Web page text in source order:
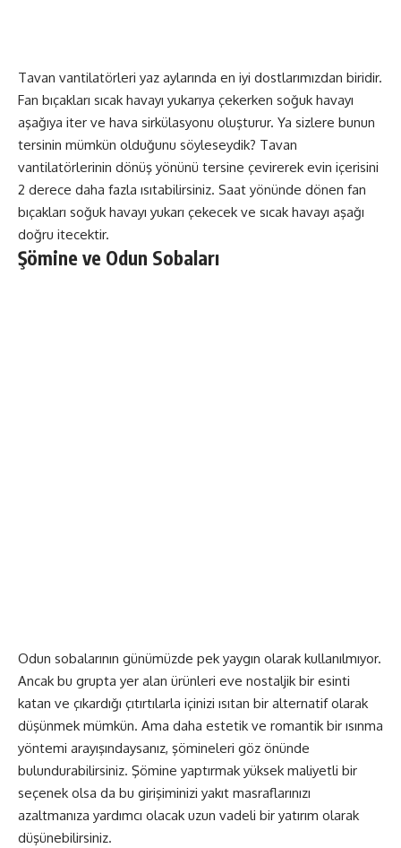
Tavan vantilatörleri yaz aylarında en iyi dostlarımızdan biridir.
Fan bıçakları sıcak havayı yukarıya çekerken soğuk havayı
aşağıya iter ve hava sirkülasyonu oluşturur. Ya sizlere bunun
tersinin mümkün olduğunu söyleseydik? Tavan
vantilatörlerinin dönüş yönünü tersine çevirerek evin içerisini
2 derece daha fazla ısıtabilirsiniz. Saat yönünde dönen fan
bıçakları soğuk havayı yukarı çekecek ve sıcak havayı aşağı
doğru itecektir.
Şömine ve Odun Sobaları
Odun sobalarının günümüzde pek yaygın olarak kullanılmıyor.
Ancak bu grupta yer alan ürünleri eve nostaljik bir esinti
katan ve çıkardığı çıtırtılarla içinizi ısıtan bir alternatif olarak
düşünmek mümkün. Ama daha estetik ve romantik bir ısınma
yöntemi arayışındaysanız, şömineleri göz önünde
bulundurabilirsiniz. Şömine yaptırmak yüksek maliyetli bir
seçenek olsa da bu girişiminizi yakıt masraflarınızı
azaltmanıza yardımcı olacak uzun vadeli bir yatırım olarak
düşünebilirsiniz.